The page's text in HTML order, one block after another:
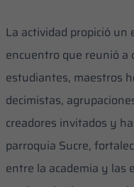
​La actividad propició un
encuentro que reunió a
estudiantes, maestros
decimistas,
creadores invitados y
parroquia Sucre,
entre la academia y las